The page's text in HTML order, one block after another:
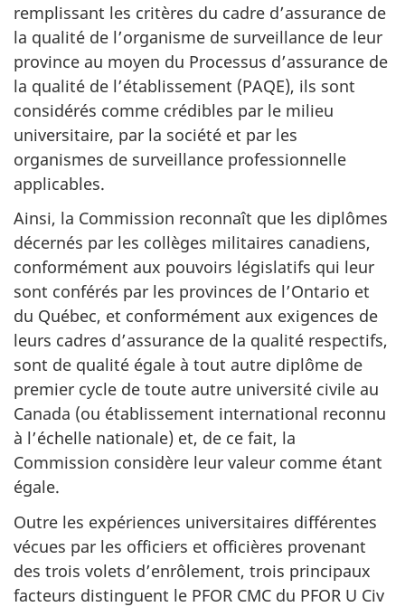
remplissant les critères du cadre d’assurance de
la qualité de l’organisme de surveillance de leur
province au moyen du Processus d’assurance de
la qualité de l’établissement (PAQE), ils sont
considérés comme crédibles par le milieu
universitaire, par la société et par les
organismes de surveillance professionnelle
applicables.
Ainsi, la Commission reconnaît que les diplômes
décernés par les collèges militaires canadiens,
conformément aux pouvoirs législatifs qui leur
sont conférés par les provinces de l’Ontario et
du Québec, et conformément aux exigences de
leurs cadres d’assurance de la qualité respectifs,
sont de qualité égale à tout autre diplôme de
premier cycle de toute autre université civile au
Canada (ou établissement international reconnu
à l’échelle nationale) et, de ce fait, la
Commission considère leur valeur comme étant
égale.
Outre les expériences universitaires différentes
vécues par les officiers et officières provenant
des trois volets d’enrôlement, trois principaux
facteurs distinguent le PFOR CMC du PFOR U Civ